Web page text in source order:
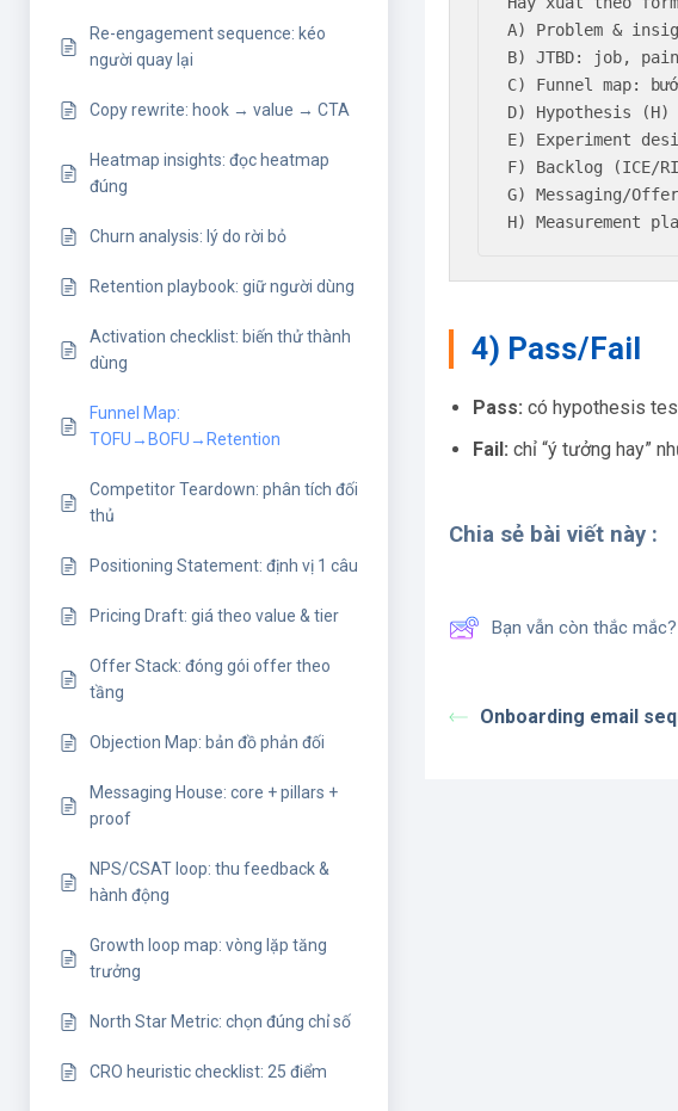
Re-engagement sequence: kéo
người quay lại
Copy rewrite: hook → value → CTA
Heatmap insights: đọc heatmap
đúng
Churn analysis: lý do rời bỏ
Retention playbook: giữ người dùng
Activation checklist: biến thử thành
dùng
Funnel Map:
TOFU→BOFU→Retention
Competitor Teardown: phân tích đối
thủ
Positioning Statement: định vị 1 câu
Pricing Draft: giá theo value & tier
Offer Stack: đóng gói offer theo
tầng
Objection Map: bản đồ phản đối
Messaging House: core + pillars +
proof
NPS/CSAT loop: thu feedback &
hành động
Growth loop map: vòng lặp tăng
trưởng
North Star Metric: chọn đúng chỉ số
CRO heuristic checklist: 25 điểm
A) Problem &
B) JTBD: job,
C) Funnel map:
D) Hypothesis
E) Experiment
F) Backlog (ICE/
G) Messaging/
H) Measurement
4) Pass/Fail
Pass: có hypothesis
Fail: chỉ “ý tưởng hay”
Chia sẻ bài viết này :
Bạn vẫn còn thắc
Onboarding email